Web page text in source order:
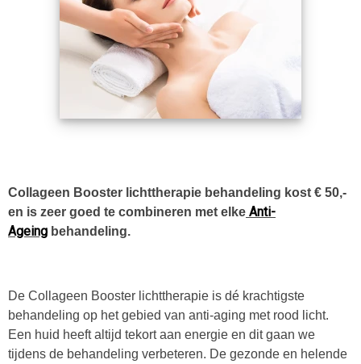
Collageen Booster lichttherapie behandeling kost € 50,-
en is zeer goed te combineren met elke Anti-
Ageing behandeling.
De Collageen Booster lichttherapie is dé krachtigste
behandeling op het gebied van anti-aging met rood licht.
Een huid heeft altijd tekort aan energie en dit gaan we
tijdens de behandeling verbeteren. De gezonde en helende